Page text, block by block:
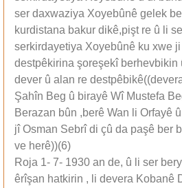
ser daxwaziya Xoyebûnê gelek
kurdistana bakur dikê,pişt re û li
serkirdayetiya Xoyebûnê ku xwe
destpêkirina şoreşekî berhevbikin
dever û alan re
Şahîn Beg û birayê Wî Mustefa
Berazan bûn ,berê Wan li Orfayê
jî Osman Sebrî di çû da paşê ber
ve herê))(6)
Roja 1- 7- 1930 an de, û li ser
êrîşan hatkirin , li devera Kobanê